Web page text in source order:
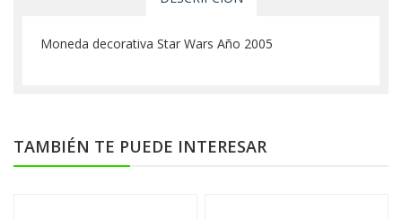
Moneda decorativa Star Wars Año 2005
TAMBIÉN TE PUEDE INTERESAR